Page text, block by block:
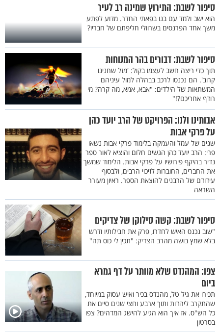
סיפור לשבת: התירוץ שמינה רב לעיר
הוא ישב ולמד עם בנו בפאתי החדר. מדוע לפתע
משך אחד הפרנסים בשרוולי חליפתם של חבריו?
סיפור לשבת: דבורים בהר המנוחות
תוך כדי ריצה חשב לעצמו בקול: 'מזל שחנינו
קרוב'. הם נכנסו לרכב בבהלה למול עיניהם
המשתאות של הילדים: "אבא, אמא, מה קרה? מי
רודף אחריכם?!"
אבותינו ולנו: הפרויקט של הרב יועד כהן
על פרקי אבות
שנים של עמל והעמקה בלימוד פרקי אבות נשאו
פרי: הרב יועד כהן הגשים חלום והוציא לאור ספר
נדיר בהיקף פירושיו על פרקי אבות. הלימוד שמשך
את החברים, החוברות לזיכוי הרבים, ולבסוף
עידודם של הרבנים להוצאת הספר. ראיון מעורר
השראה
סיפור לשבת: קשה סילוקן של צדיקים
"שוב נכנס האיש לחדרו, פרק את חבילותיו ודרש
בלא שמץ בושה מהרב הצדיק: "תכין לי כוס תה"
צפו: המהנדס שלא מוותר על דף גמרא
ביום
תכירו את גיל טל, מהנדס בכיר ואיש עסוק במיוחד,
שהתקרב ליהדות ותוך ארבע וחצי שנים סיים את
כל הש"ס. אז איך הוא הגיע להישג המדהים? צפו
בסרטון